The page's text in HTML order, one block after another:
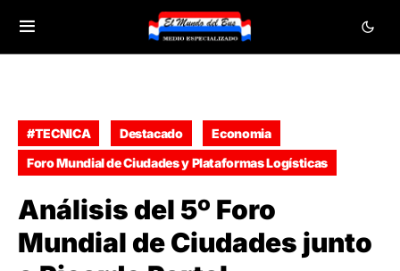
#TECNICA Destacado
Economia
Foro Mundial de Ciudades y Plataformas Logísticas
Análisis del 5º Foro
Mundial de Ciudades junto